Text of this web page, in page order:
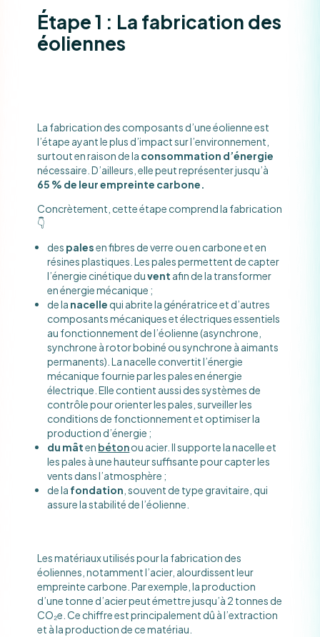
Étape 1 : La fabrication des
éoliennes
La fabrication des composants d’une éolienne est
l’étape ayant le plus d’impact sur l’environnement,
surtout en raison de la consommation d’énergie
nécessaire. D’ailleurs, elle peut représenter jusqu’à
65 % de leur empreinte carbone.
Concrètement, cette étape comprend la fabrication
👇
des palesen fibres de verre ou en carbone et en
résines plastiques. Les pales permettent de capter
l’énergie cinétique duvent afin de la transformer
en énergie mécanique ;
de la nacelle qui abrite la génératrice et d’autres
composants mécaniques et électriques essentiels
au fonctionnement de l’éolienne (asynchrone,
synchrone à rotor bobiné ou synchrone à aimants
permanents). La nacelle convertit l’énergie
mécanique fournie par les pales en énergie
électrique. Elle contient aussi des systèmes de
contrôle pour orienter les pales, surveiller les
conditions de fonctionnement et optimiser la
production d’énergie ;
du mâten bétonou acier. Il supporte la nacelle et
les pales à une hauteur suffisante pour capter les
vents dans l’atmosphère ;
de la fondation , souvent de type gravitaire, qui
assure la stabilité de l’éolienne.
Les matériaux utilisés pour la fabrication des
éoliennes, notamment l’acier, alourdissent leur
empreinte carbone. Par exemple, la production
d’une tonne d’acier peut émettre jusqu’à 2 tonnes de
CO₂e. Ce chiffre est principalement dû à l’extraction
et à la production de ce matériau.